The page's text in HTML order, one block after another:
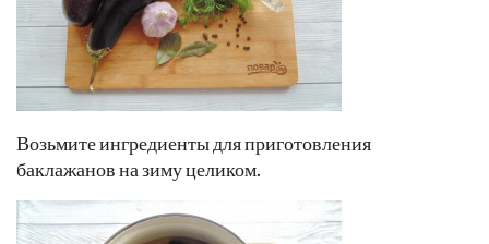
Возьмите ингредиенты для приготовления
баклажанов на зиму целиком.